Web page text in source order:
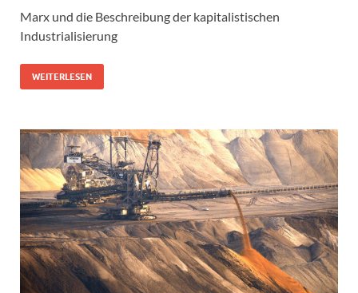
Marx und die Beschreibung der kapitalistischen
Industrialisierung
WEITERLESEN